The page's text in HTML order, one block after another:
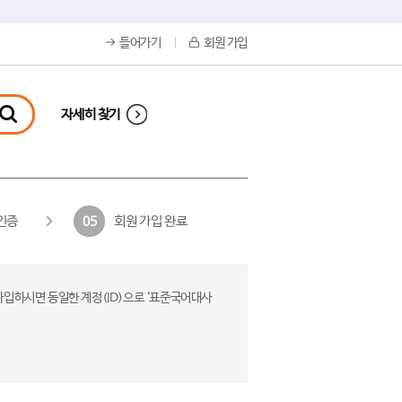
들어가기 회원 가입
자세히 찾기
증 05 회원 가입 완료
하시면 동일한 계정(ID)으로 ‘표준국어대사